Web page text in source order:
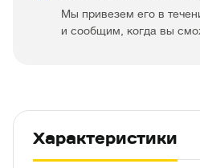
Мы привезем его в
и сообщим, когда вы
Характеристики